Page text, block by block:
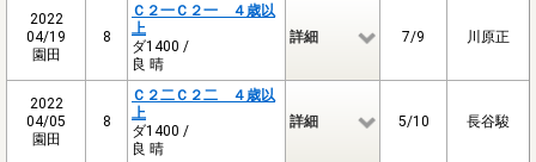
2022
04/19
園田
8
Ｃ２一Ｃ２一 ４歳以
上
ダ1400 /
良 晴
詳細 7/9 川原正
2022
04/05
園田
8
Ｃ２二Ｃ２二 ４歳以
上
ダ1400 /
良 晴
詳細 5/10 長谷駿